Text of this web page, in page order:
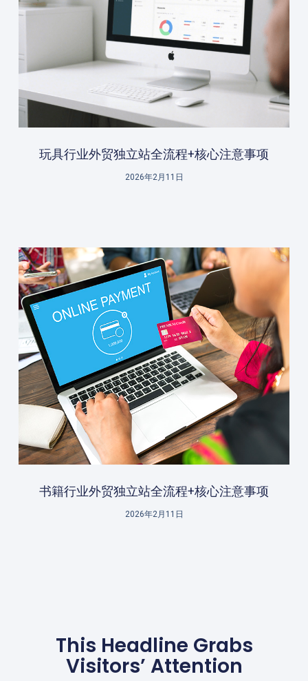
玩具行业外贸独立站全流程+核心注意事项
2026年2月11日
书籍行业外贸独立站全流程+核心注意事项
2026年2月11日
This Headline Grabs
Visitors’ Attention